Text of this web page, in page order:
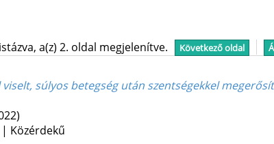
a(z) 2. oldal megjelenítve. Következő oldal
súlyos betegség után szentségekkel
Közérdekű